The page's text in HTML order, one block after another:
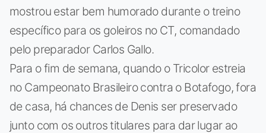
mostrou estar bem humorado durante o treino
específico para os goleiros no CT, comandado
pelo preparador Carlos Gallo.
Para o fim de semana, quando o Tricolor estreia
no Campeonato Brasileiro contra o Botafogo, fora
de casa, há chances de Denis ser preservado
junto com os outros titulares para dar lugar ao